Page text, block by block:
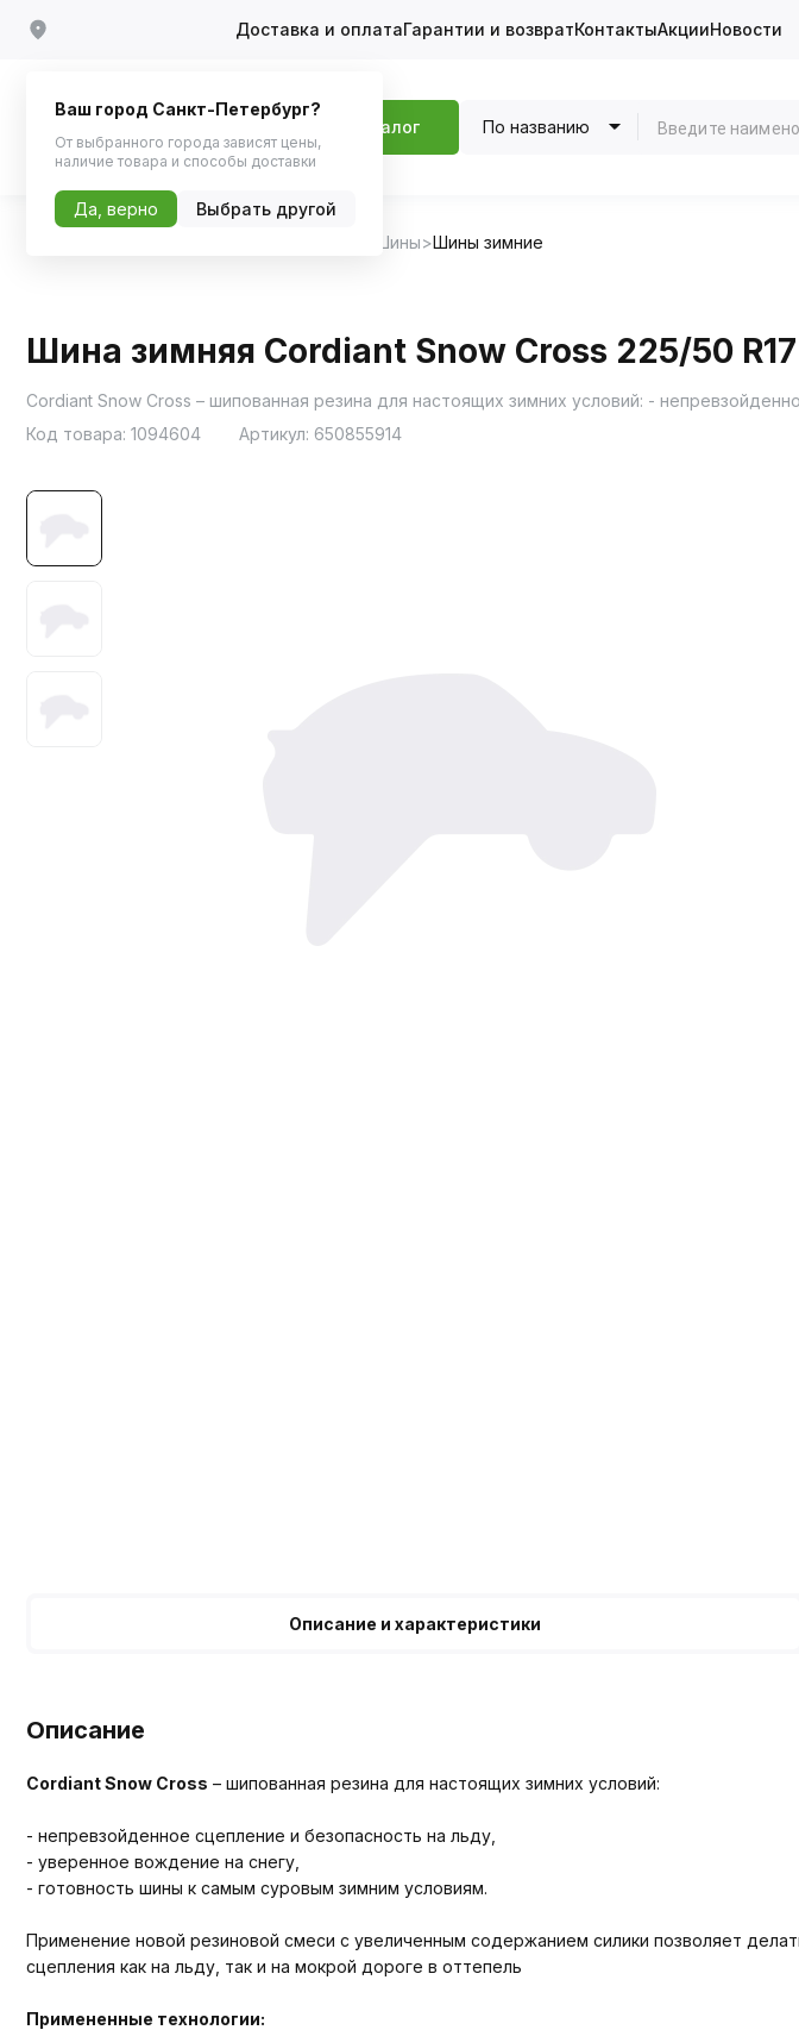
Доставка и оплатаГарантии и возвратКонтактыАкцииНовости
Каталог По названию
Шины Шины зимние
Шина зимняя Cordiant Snow Cross 225/50
Код товара: 1094604 Артикул: 650855914
Описание и характеристики
Описание
Cordiant Snow Cross – шипованная резина для настоящих зимних условий:
- непревзойденное сцепление и безопасность на льду,
- уверенное вождение на снегу,
- готовность шины к самым суровым зимним условиям.
Применение новой резиновой смеси с увеличенным содержанием силики позволяет
сцепления как на льду, так и на мокрой дороге в оттепель
Примененные технологии:
Ваш город Санкт-Петербург?
От выбранного города зависят цены,
наличие товара и способы доставки
Да, верно Выбрать другой